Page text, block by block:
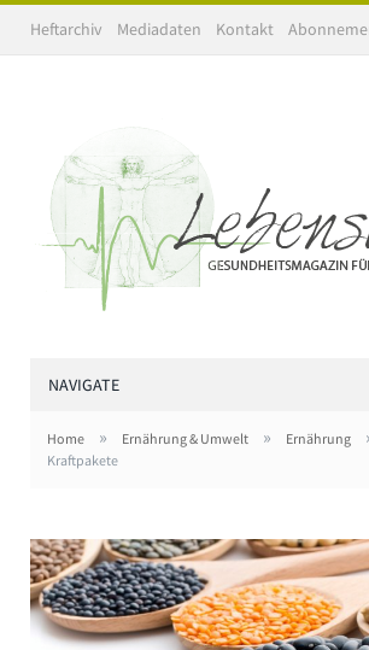
Heftarchiv Mediadaten Kontakt
NAVIGATE
Home » Ernährung & Umwelt » Ernährung
Kraftpakete